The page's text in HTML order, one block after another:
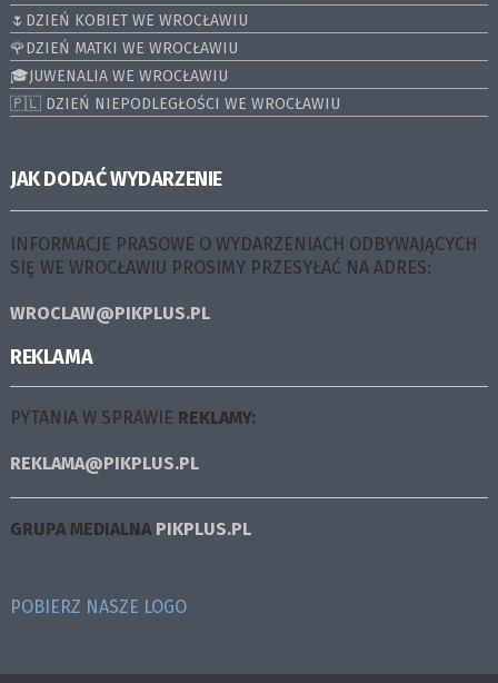
🌷DZIEŃ KOBIET WE WROCŁAWIU
🌹DZIEŃ MATKI WE WROCŁAWIU
🎓JUWENALIA WE WROCŁAWIU
🇵🇱 DZIEŃ NIEPODLEGŁOŚCI WE WROCŁAWIU
JAK DODAĆ WYDARZENIE
INFORMACJE PRASOWE O WYDARZENIACH ODBYWAJĄCYCH
SIĘ WE WROCŁAWIU PROSIMY PRZESYŁAĆ NA ADRES:
WROCLAW@PIKPLUS.PL
REKLAMA
PYTANIA W SPRAWIE REKLAMY:
REKLAMA@PIKPLUS.PL
GRUPA MEDIALNA PIKPLUS.PL
POBIERZ NASZE LOGO